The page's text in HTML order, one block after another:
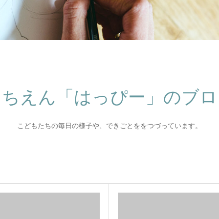
えん「はっぴー」のブ
こどもたちの毎日の様子や、できごとををつづっています。